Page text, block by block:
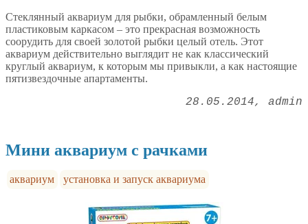
Стеклянный аквариум для рыбки, обрамленный белым
пластиковым каркасом – это прекрасная возможность
соорудить для своей золотой рыбки целый отель. Этот
аквариум действительно выглядит не как классический
круглый аквариум, к которым мы привыкли, а как настоящие
пятизвездочные апартаменты.
28.05.2014 admin
Мини аквариум с рачками
аквариум установка и запуск аквариума